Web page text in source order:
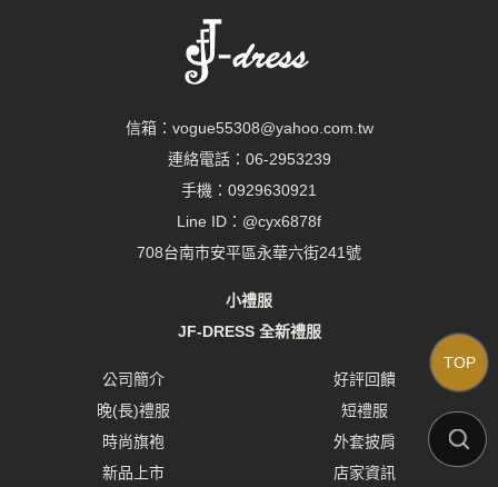
TOP
信箱： vogue55308@yahoo.com.tw
連絡電話： 06-2953239
手機： 0929630921
Line ID： @cyx6878f
708台南市安平區永華六街241號
小禮服
JF-DRESS 全新禮服
公司簡介
好評回饋
晚(長)禮服
短禮服
時尚旗袍
外套披肩
新品上市
店家資訊